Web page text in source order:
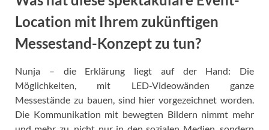
Location mit Ihrem zukünftigen
Messestand-Konzept zu tun?
Nunja – die Erklärung liegt auf der Hand: Die
Möglichkeiten, mit LED-Videowänden ganze
Messestände zu bauen, sind hier vorgezeichnet worden.
Die Kommunikation mit bewegten Bildern nimmt mehr